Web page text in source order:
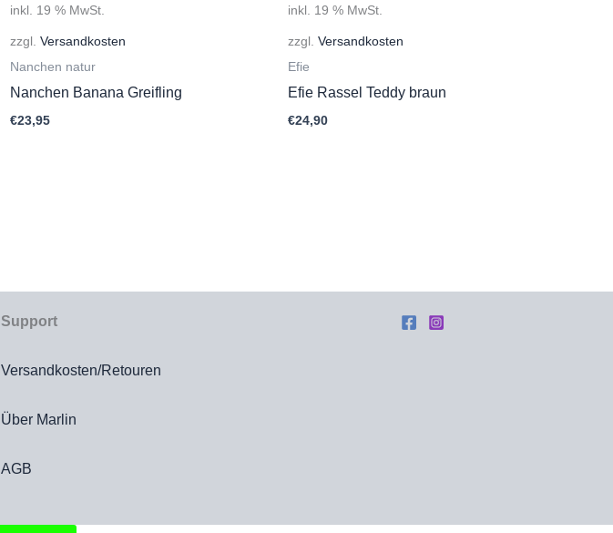
inkl. 19 % MwSt.
zzgl. Versandkosten
Nanchen natur
Nanchen Banana Greifling
€23,95
inkl. 19 % MwSt.
zzgl. Versandkosten
Efie
Efie Rassel Teddy braun
€24,90
Support
Versandkosten/Retouren
Über Marlin
AGB